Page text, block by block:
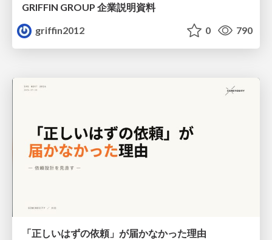
GRIFFIN GROUP 企業説明資料
griffin2012
0 790
「正しいはずの依頼」が届かなかった理由